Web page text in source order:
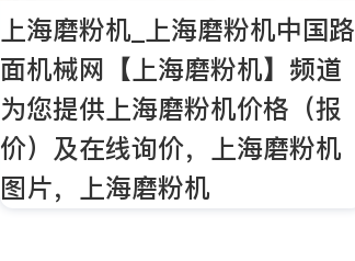
上海磨粉机_上海磨粉机中国路
面机械网【上海磨粉机】频道
为您提供上海磨粉机价格（报
价）及在线询价，上海磨粉机
图片，上海磨粉机